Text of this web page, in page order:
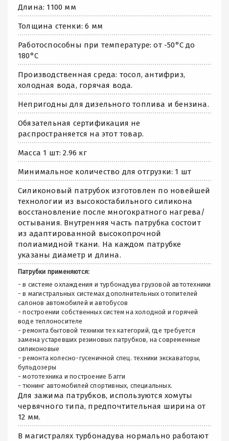
Длина: 1100 мм
Толщина стенки: 6 мм
Работоспособны при температуре: от -50°С до
180°С
Производственная среда: тосол, антифриз,
холодная вода, горячая вода.
Непригодны для дизельного топлива и бензина.
Обязательная сертификация не
распространяется на этот товар.
Масса 1 шт: 2.96 кг
Минимальное количество для отгрузки: 1 шт
Силиконовый патрубок изготовлен по новейшей
технологии из высокостабильного силикона
восстановление после многократного нагрева/
остывания. Внутренняя часть патрубка состоит
из адаптированной высокопрочной
полиамидной ткани. На каждом патрубке
указаны диаметр и длина.
Патрубки применяются:
- в системе охлаждения и турбонадува грузовой автотехники
- в магистральных системах дополнительных отопителей
салонов автомобилей и автобусов
- построении собственных систем на холодной и горячей
воде теплоносителе
- ремонта бытовой техники тех категорий, где требуется
замена устаревших резиновых патрубков, на современные
силиконовые
- ремонта колесно-гусеничной спец. техники экскаваторы,
бульдозеры
- мототехника и построение Багги
- тюнинг автомобилей спортивных, специальных.
Для зажима патрубков, используются хомуты
червячного типа, предпочтительная ширина от
12 мм.
В магистралях турбонадува нормально работают